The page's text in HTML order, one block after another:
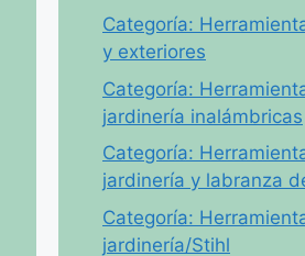
Categoría:
y exteriores
Categoría:
jardinería inalámbricas
Categoría:
jardinería y labranza
Categoría:
jardinería/Stihl